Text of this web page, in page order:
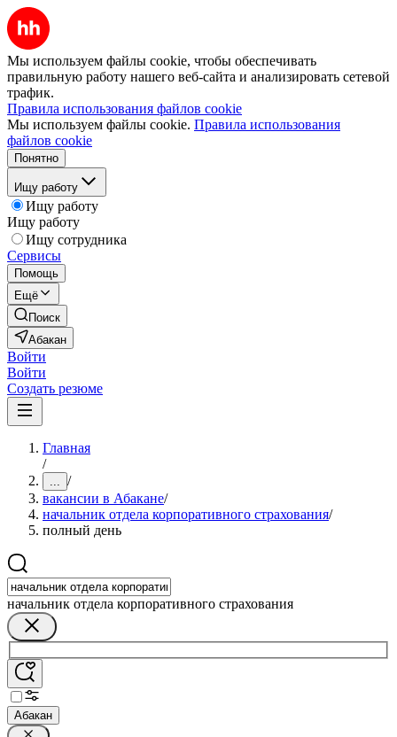
Мы используем файлы cookie, чтобы обеспечивать
правильную работу нашего веб-сайта и анализировать сетевой
трафик.
Правила использования файлов cookie
Мы используем файлы cookie. Правила использования
файлов cookie
Понятно
Ищу работу
Ищу работу
Ищу работу
Ищу сотрудника
Сервисы
Помощь
Ещё
Поиск
Абакан
Войти
Войти
Создать резюме
Главная
/
... /
вакансии в Абакане/
начальник отдела корпоративного страхования/
полный день
начальник отдела корпоративного страхования
Абакан